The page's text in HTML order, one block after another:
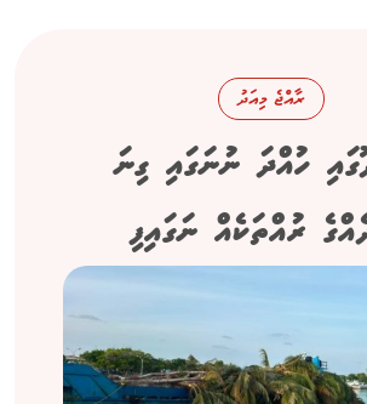
ރާއްޖެ މިއަދު
ހުއްދަ ނުނަގައި ގިނަ
ރުއްތަކެއް ނަގައިފި